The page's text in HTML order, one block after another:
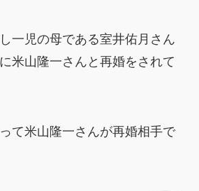
一児の母である室井佑月さん
米山隆一さんと再婚をされて
て米山隆一さんが再婚相手で